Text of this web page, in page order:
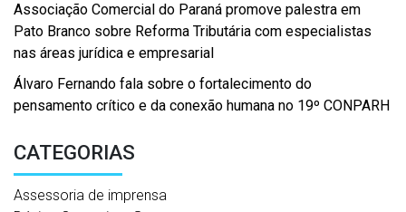
Associação Comercial do Paraná promove palestra em
Pato Branco sobre Reforma Tributária com especialistas
nas áreas jurídica e empresarial
Álvaro Fernando fala sobre o fortalecimento do
pensamento crítico e da conexão humana no 19º CONPARH
CATEGORIAS
Assessoria de imprensa